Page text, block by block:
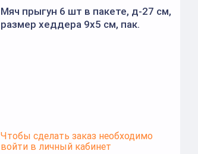
Мяч прыгун 6 шт в пакете, д-27 см,
размер хеддера 9х5 см, пак.
Чтобы сделать заказ необходимо
войти в личный кабинет